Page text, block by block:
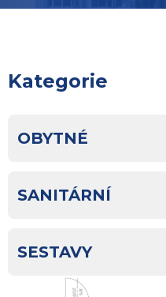
Kategorie
OBYTNÉ
SANITÁRNÍ
SESTAVY